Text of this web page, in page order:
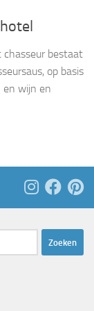
chasseur bestaat
op basis
en wijn en